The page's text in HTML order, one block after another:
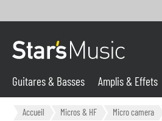
Guitares & Basses
Guitares & Basses Amplis & Effets
Accueil Micros & HF Micro camera